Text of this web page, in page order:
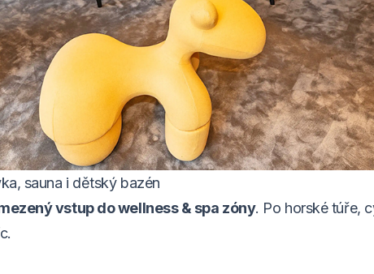
sauna i dětský bazén
vstup do wellness & spa zóny. Po horské túře,